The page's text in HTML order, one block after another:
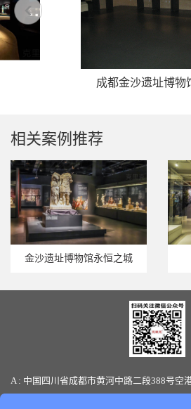
成都金沙遗址博物
相关案例推荐
金沙遗址博物馆永恒之城
A : 中国四川省成都市黄河中路二段388号空